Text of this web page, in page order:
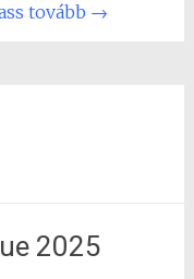
tovább →
2025